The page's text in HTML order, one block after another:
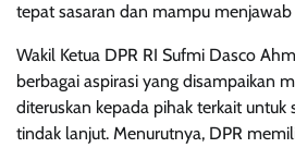
tepat sasaran dan mampu
Wakil Ketua DPR RI Sufmi Dasco
berbagai aspirasi yang disampaikan
diteruskan kepada pihak terkait untuk
tindak lanjut. Menurutnya, DPR